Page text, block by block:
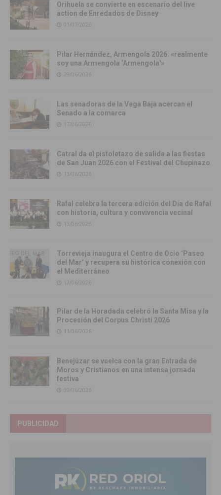
Orihuela se convierte en escenario del live
action de Enredados de Disney
01/07/2026
Pilar Hernández, Armengola 2026: «realmente
soy una Armengola ‘Armengola'»
29/06/2026
Las senadoras de la Vega Baja acercan el
Senado a la comarca
17/06/2026
Catral da el pistoletazo de salida a las fiestas
de San Juan 2026 con el Festival del Chupinazo
13/06/2026
Rafal celebra la tercera edición del Día de Rafal
con historia, cultura y convivencia vecinal
13/06/2026
Torrevieja inaugura el Centro de Ocio ‘Paseo
del Mar’ y recupera su histórica conexión con
el Mediterráneo
12/06/2026
Pilar de la Horadada celebró la Santa Misa y la
Procesión del Corpus Christi 2026
11/06/2026
Benejúzar se vuelca con la gran Entrada de
Moros y Cristianos en una intensa jornada
festiva
09/06/2026
PUBLICIDAD